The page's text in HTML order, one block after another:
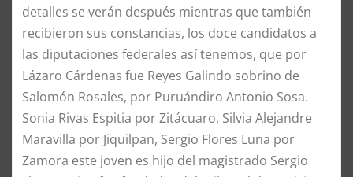
detalles se verán después mientras que también
recibieron sus constancias, los doce candidatos a
las diputaciones federales así tenemos, que por
Lázaro Cárdenas fue Reyes Galindo sobrino de
Salomón Rosales, por Puruándiro Antonio Sosa.
Sonia Rivas Espitia por Zitácuaro, Silvia Alejandre
Maravilla por Jiquilpan, Sergio Flores Luna por
Zamora este joven es hijo del magistrado Sergio